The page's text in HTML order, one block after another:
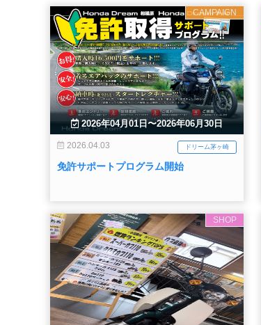
CAMPAIGN
2026年04月01日〜2026年06月30日
ドリーム茅ヶ崎
2026.04.03
免許サポートプログラム開始
SHOP